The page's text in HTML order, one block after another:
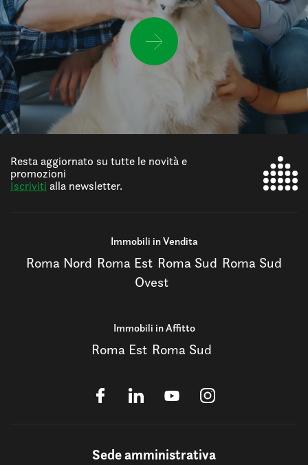
Resta aggiornato su tutte le novità e
promozioni
Iscriviti alla newsletter.
Immobili in Vendita
Roma Nord Roma Est Roma Sud Roma Sud
Ovest
Immobili in Affitto
Roma Est Roma Sud
Sede amministrativa